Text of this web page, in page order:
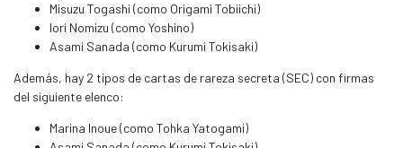
Misuzu Togashi (como Origami Tobiichi)
Iori Nomizu (como Yoshino)
Asami Sanada (como Kurumi Tokisaki)
Además, hay 2 tipos de cartas de rareza secreta (SEC) con firmas
del siguiente elenco:
Marina Inoue (como Tohka Yatogami)